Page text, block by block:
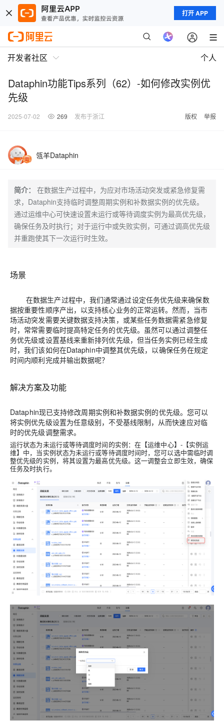
打开 APP
开发者社区 个人
Dataphin功能Tips系列（62）-如何修改实例优
先级
2025-07-02 269 发布于浙江 版权 举报
瓴羊Dataphin
简介：
在数据生产过程中，为应对市场活动突发或紧急修复需
求，Dataphin支持临时调整周期实例和补数据实例的优先级。
通过运维中心可快速设置未运行或等待调度实例为最高优先级，
确保任务及时执行；对于运行中或失败实例，可通过调高优先级
并重跑使其下一次运行时生效。
场景
在数据生产过程中，我们通常通过设定任务优先级来确保数
据按重要性顺序产出，以支持核心业务的正常运转。然而，当市
场活动突发需要关键数据支持决策，或某些任务数据需紧急修复
时，常常需要临时提高特定任务的优先级。虽然可以通过调整任
务优先级或设置基线来重新排列优先级，但当任务实例已经生成
时，我们该如何在Dataphin中调整其优先级，以确保任务在规定
时间内顺利完成并输出数据呢？
解决方案及功能
Dataphin现已支持修改周期实例和补数据实例的优先级。您可以
将实例优先级设置为任意级别，不受基线限制，从而快速应对临
时的优先级调整需求。
运行状态为未运行或等待调度时间的实例： 在【运维中心】-【实例运
维】中，当实例状态为未运行或等待调度时间时，您可以选中需临时调
整优先级的实例，将其设置为最高优先级。这一调整会立即生效，确保
任务及时执行。